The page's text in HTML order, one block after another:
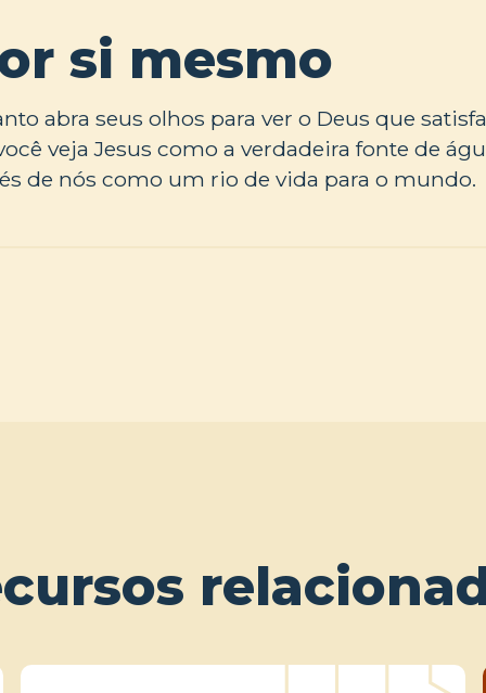
si mesmo
abra seus olhos para ver o Deus que
veja Jesus como a verdadeira fonte de
de nós como um rio de vida para o mundo.